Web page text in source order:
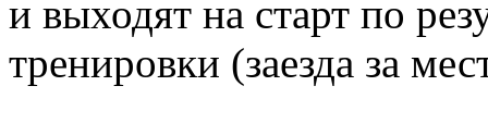
и выходят на старт по
тренировки (заезда за